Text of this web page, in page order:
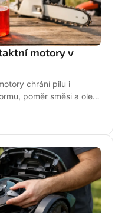
motory v
chrání pilu i
poměr směsi a olej